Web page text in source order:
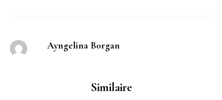
Ayngelina Borgan
Similaire